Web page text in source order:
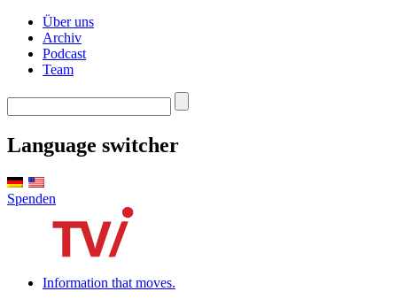
Über uns
Archiv
Podcast
Team
Language switcher
Spenden
Information that moves.